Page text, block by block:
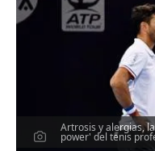
Artrosis y alergias,
power' del tenis